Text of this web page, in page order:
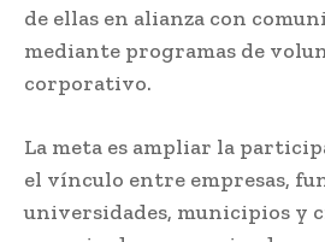
de ellas en alianza con
mediante programas de
corporativo.
La meta es ampliar la
el vínculo entre empresas,
universidades, municipios y